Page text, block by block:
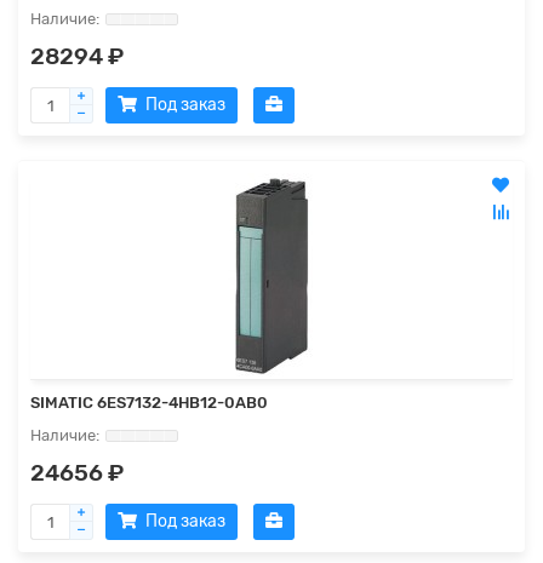
28294 ₽
Под заказ
SIMATIC 6ES7132-4HB12-0AB0
24656 ₽
Под заказ